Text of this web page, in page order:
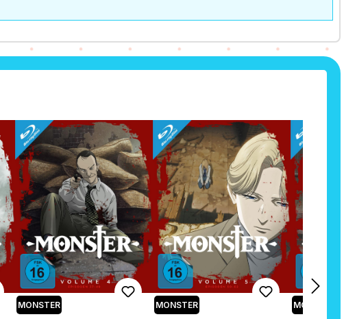
MONSTER MONSTER MONSTER